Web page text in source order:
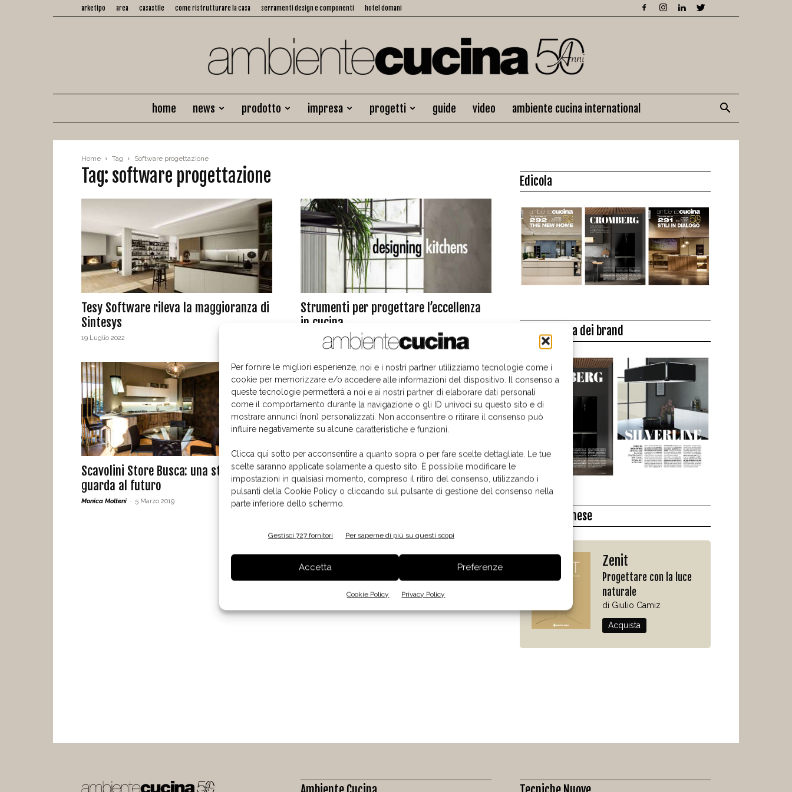
Per fornire le migliori esperienze, noi e i nostri partner utilizziamo tecnologie come i
cookie per memorizzare e/o accedere alle informazioni del dispositivo. Il consenso a
queste tecnologie permetterà a noi e ai nostri partner di elaborare dati personali
come il comportamento durante la navigazione o gli ID univoci su questo sito e di
mostrare annunci (non) personalizzati. Non acconsentire o ritirare il consenso può
influire negativamente su alcune caratteristiche e funzioni.
Clicca qui sotto per acconsentire a quanto sopra o per fare scelte dettagliate. Le tue
scelte saranno applicate solamente a questo sito. È possibile modificare le
impostazioni in qualsiasi momento, compreso il ritiro del consenso, utilizzando i
pulsanti della Cookie Policy o cliccando sul pulsante di gestione del consenso nella
parte inferiore dello schermo.
Gestisci 727 fornitori Per saperne di più su questi scopi
Accetta Preferenze
Cookie Policy Privacy Policy
arketipo area casastile come ristrutturare la casa serramenti design e componenti hotel domani
Ambiente
home news prodotto impresa progetti guide video ambiente cucina international
Home Tag Software progettazione
Tag: software progettazione
Tesy Software rileva la maggioranza di
Sintesys
19 Luglio 2022
Strumenti per progettare l’eccellenza
in cucina
3 Novembre 2020
Scavolini Store Busca: una storia che
guarda al futuro
Monica Molteni - 5 Marzo 2019
Edicola
La biblioteca dei brand
Il libro del mese
Zenit
Progettare con la luce
naturale
di Giulio Camiz
Acquista